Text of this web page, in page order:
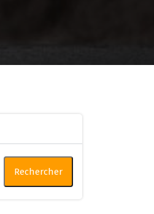
Rechercher